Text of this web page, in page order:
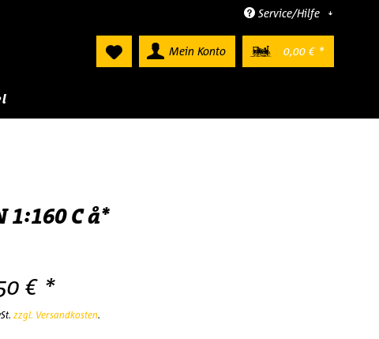
Service/Hilfe
Mein Konto 0,00 € *
1:160 C å*
€ *
zzgl. Versandkosten.